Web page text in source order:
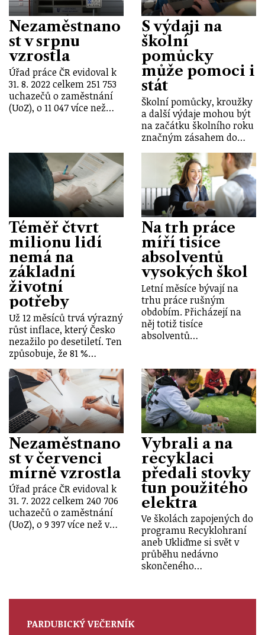
Nezaměstnano
st v srpnu
vzrostla
Úřad práce ČR evidoval k
31. 8. 2022 celkem 251 753
uchazečů o zaměstnání
(UoZ), o 11 047 více než…
S výdaji na
školní
pomůcky
může pomoci i
stát
Školní pomůcky, kroužky
a další výdaje mohou být
na začátku školního roku
značným zásahem do…
Téměř čtvrt
milionu lidí
nemá na
základní
životní
potřeby
Už 12 měsíců trvá výrazný
růst inflace, který Česko
nezažilo po desetiletí. Ten
způsobuje, že 81 %…
Na trh práce
míří tisíce
absolventů
vysokých škol
Letní měsíce bývají na
trhu práce rušným
obdobím. Přicházejí na
něj totiž tisíce
absolventů…
Nezaměstnano
st v červenci
mírně vzrostla
Úřad práce ČR evidoval k
31. 7. 2022 celkem 240 706
uchazečů o zaměstnání
(UoZ), o 9 397 více než v…
Vybrali a na
recyklaci
předali stovky
tun použitého
elektra
Ve školách zapojených do
programu Recyklohraní
aneb Ukliďme si svět v
průběhu nedávno
skončeného…
PARDUBICKÝ VEČERNÍK